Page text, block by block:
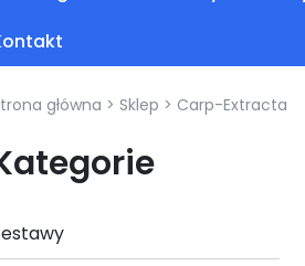
główna > Sklep > Carp-Extracta